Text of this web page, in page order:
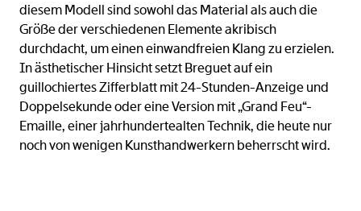
diesem Modell sind sowohl das Material als auch die
Größe der verschiedenen Elemente akribisch
durchdacht, um einen einwandfreien Klang zu erzielen.
In ästhetischer Hinsicht setzt Breguet auf ein
guillochiertes Zifferblatt mit 24-Stunden-Anzeige und
Doppelsekunde oder eine Version mit „Grand Feu“-
Emaille, einer jahrhundertealten Technik, die heute nur
noch von wenigen Kunsthandwerkern beherrscht wird.